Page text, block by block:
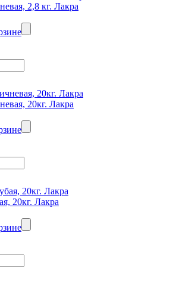
2,8 кг. Лакра
20кг. Лакра
20кг. Лакра